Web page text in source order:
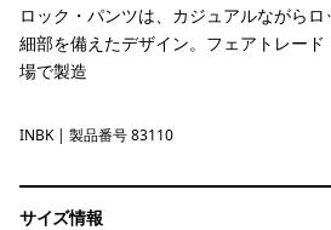
ロック・パンツは、カジュアルながら
細部を備えたデザイン。フェアトレー
場で製造
Ink Black
INBK | 製品番号 83110
サイズ情報